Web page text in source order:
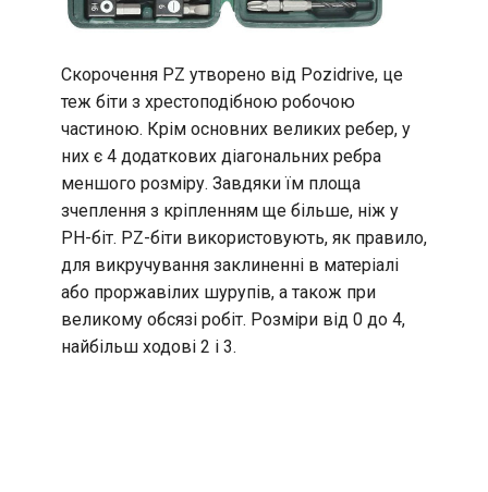
Скорочення PZ утворено від Pozidrive, це
теж біти з хрестоподібною робочою
частиною. Крім основних великих ребер, у
них є 4 додаткових діагональних ребра
меншого розміру. Завдяки їм площа
зчеплення з кріпленням ще більше, ніж у
PH-біт. PZ-біти використовують, як правило,
для викручування заклиненні в матеріалі
або проржавілих шурупів, а також при
великому обсязі робіт. Розміри від 0 до 4,
найбільш ходові 2 і 3.